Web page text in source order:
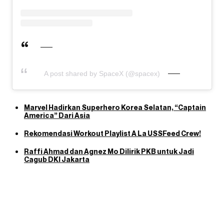
A post shared by SpaceX (@spacex)
Marvel Hadirkan Superhero Korea Selatan, “Captain
America” Dari Asia
Rekomendasi Workout Playlist A La USSFeed Crew!
Raffi Ahmad dan Agnez Mo Dilirik PKB untuk Jadi
Cagub DKI Jakarta